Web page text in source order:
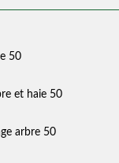
50
et haie 50
arbre 50